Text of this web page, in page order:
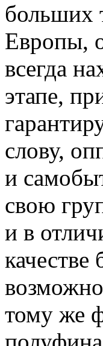
больших
Европы,
всегда
этапе,
слову,
и
свою
и в
тому же